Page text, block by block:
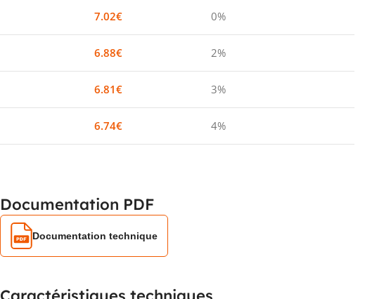
7.02€ 0%
6.88€ 2%
6.81€ 3%
6.74€ 4%
Documentation PDF
Documentation technique